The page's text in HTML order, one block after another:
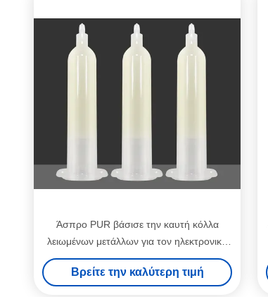
Άσπρο PUR βάσισε την καυτή κόλλα
λειωμένων μετάλλων για τον ηλεκτρονικό
πίνακα Smartphone υποστρωμάτων
Βρείτε την καλύτερη τιμή